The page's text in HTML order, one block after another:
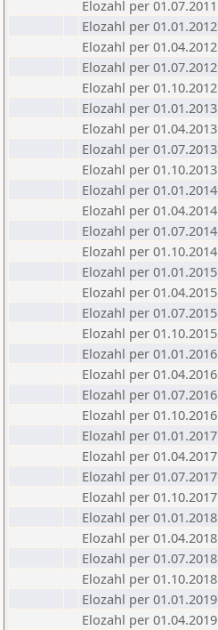
Elozahl per 01.07.2011
Elozahl per 01.01.2012
Elozahl per 01.04.2012
Elozahl per 01.07.2012
Elozahl per 01.10.2012
Elozahl per 01.01.2013
Elozahl per 01.04.2013
Elozahl per 01.07.2013
Elozahl per 01.10.2013
Elozahl per 01.01.2014
Elozahl per 01.04.2014
Elozahl per 01.07.2014
Elozahl per 01.10.2014
Elozahl per 01.01.2015
Elozahl per 01.04.2015
Elozahl per 01.07.2015
Elozahl per 01.10.2015
Elozahl per 01.01.2016
Elozahl per 01.04.2016
Elozahl per 01.07.2016
Elozahl per 01.10.2016
Elozahl per 01.01.2017
Elozahl per 01.04.2017
Elozahl per 01.07.2017
Elozahl per 01.10.2017
Elozahl per 01.01.2018
Elozahl per 01.04.2018
Elozahl per 01.07.2018
Elozahl per 01.10.2018
Elozahl per 01.01.2019
Elozahl per 01.04.2019